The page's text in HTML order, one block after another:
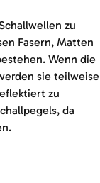
zu
Fasern, Matten
Wenn die
sie teilweise
zu
da